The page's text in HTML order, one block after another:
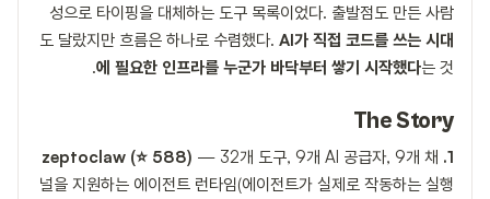
성으로 타이핑을 대체하는 도구 목록이었다. 출발점도 만든 사람
도 달랐지만 흐름은 하나로 수렴했다. AI가 직접 코드를 쓰는 시대
에 필요한 인프라를 누군가 바닥부터 쌓기 시작했다는 것.
The Story
1. zeptoclaw (⭐ 588)
— 32개 도구, 9개 AI 공급자, 9개 채
널을 지원하는 에이전트 런타임(에이전트가 실제로 작동하는 실행